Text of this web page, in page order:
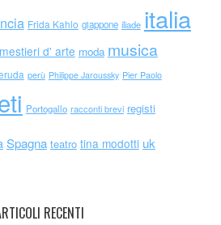
Frida Kahlo giappone iliade italia
mestieri d' arte moda musica
perù Philippe Jaroussky Pier Paolo
Portogallo racconti brevi registi
Spagna teatro tina modotti uk
RECENTI